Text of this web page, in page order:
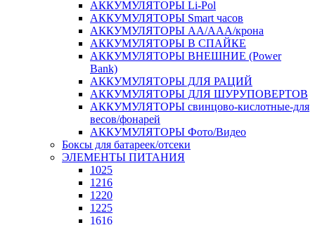
АККУМУЛЯТОРЫ Li-Pol
АККУМУЛЯТОРЫ Smart часов
АККУМУЛЯТОРЫ АА/ААА/крона
АККУМУЛЯТОРЫ В СПАЙКЕ
АККУМУЛЯТОРЫ ВНЕШНИЕ (Power
Bank)
АККУМУЛЯТОРЫ ДЛЯ РАЦИЙ
АККУМУЛЯТОРЫ ДЛЯ ШУРУПОВЕРТОВ
АККУМУЛЯТОРЫ свинцово-кислотные-для
весов/фонарей
АККУМУЛЯТОРЫ Фото/Видео
Боксы для батареек/отсеки
ЭЛЕМЕНТЫ ПИТАНИЯ
1025
1216
1220
1225
1616